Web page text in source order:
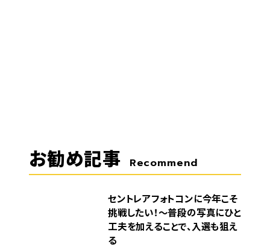
お勧め記事 Recommend
セントレアフォトコンに今年こそ
挑戦したい！～普段の写真にひと
工夫を加えることで、入選も狙え
る